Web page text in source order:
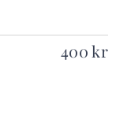
400 kr